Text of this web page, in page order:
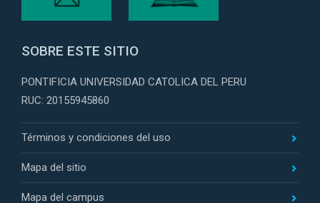
SOBRE ESTE SITIO
PONTIFICIA UNIVERSIDAD CATOLICA DEL PERU
RUC: 20155945860
Términos y condiciones del uso
Mapa del sitio
Mapa del campus